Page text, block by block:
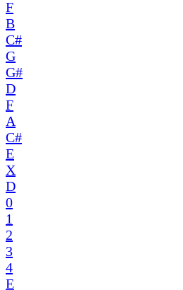
F
B
C#
G
G#
D
F
A
C#
E
X
D
0
1
2
3
4
E